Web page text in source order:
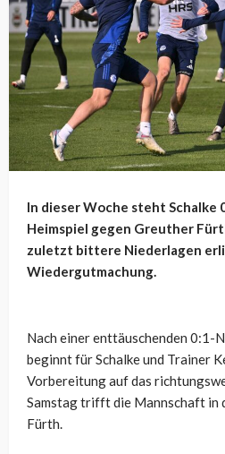
In dieser Woche steht Schalke
Heimspiel gegen Greuther
zuletzt bittere Niederlagen
Wiedergutmachung.
Nach einer enttäuschenden 0:1-
beginnt für Schalke und Trainer
Vorbereitung auf das
Samstag trifft die Mannschaft in
Fürth.